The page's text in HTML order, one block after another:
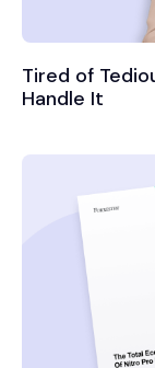
Tired of
Handle It